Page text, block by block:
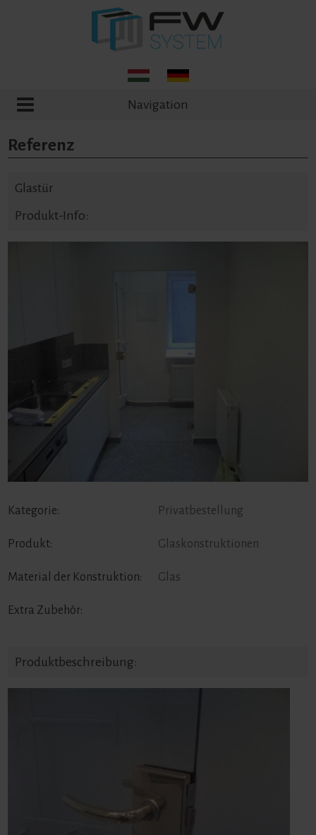
Navigation
Referenz
Glastür
Produkt-Info:
Kategorie: Privatbestellung
Produkt: Glaskonstruktionen
Material der Konstruktion: Glas
Extra Zubehör:
Produktbeschreibung: